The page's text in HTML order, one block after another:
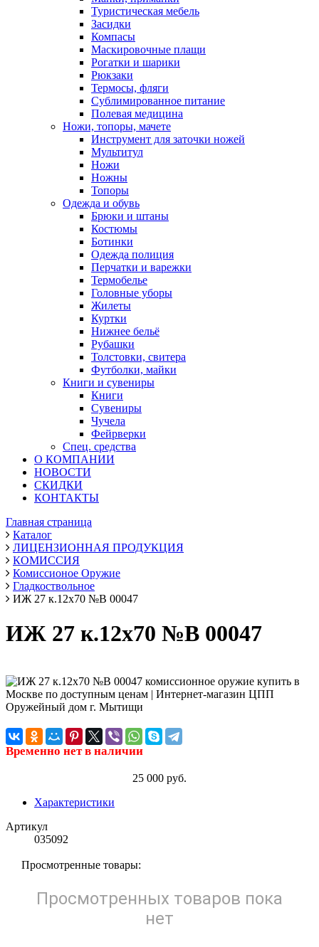
Туристическая мебель
Засидки
Компасы
Маскировочные плащи
Рогатки и шарики
Рюкзаки
Термосы, фляги
Сублимированное питание
Полевая медицина
Ножи, топоры, мачете
Инструмент для заточки ножей
Мультитул
Ножи
Ножны
Топоры
Одежда и обувь
Брюки и штаны
Костюмы
Ботинки
Одежда полиция
Перчатки и варежки
Термобелье
Головные уборы
Жилеты
Куртки
Нижнее бельё
Рубашки
Толстовки, свитера
Футболки, майки
Книги и сувениры
Книги
Сувениры
Чучела
Фейрверки
Спец. средства
О КОМПАНИИ
НОВОСТИ
СКИДКИ
КОНТАКТЫ
Главная страница
Каталог
ЛИЦЕНЗИОННАЯ ПРОДУКЦИЯ
КОМИССИЯ
Комиссионое Оружие
Гладкоствольное
ИЖ 27 к.12х70 №В 00047
ИЖ 27 к.12х70 №В 00047
Временно нет в наличии
25 000 руб.
Характеристики
Артикул
035092
Просмотренные товары:
Просмотренных товаров пока
нет